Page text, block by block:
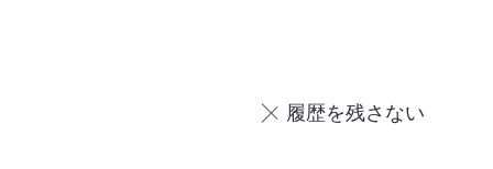
履歴を残さない